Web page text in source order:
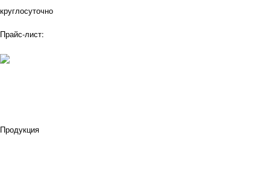
круглосуточно
Прайс-лист:
Продукция